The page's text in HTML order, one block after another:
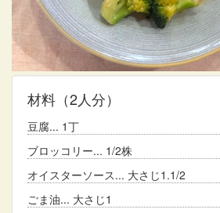
材料 （2人分）
豆腐
1丁
ブロッコリー
1/2株
オイスターソース
大さじ1.1/2
ごま油
大さじ1